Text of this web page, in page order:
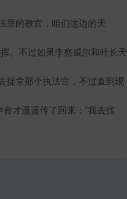
里的教官，咱们这边的天
。不过如果李察威尔和叶长天
捉拿那个执法官，不过直到现
才遥遥传了回来：“我去找